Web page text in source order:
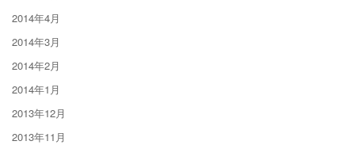
2014年4月
2014年3月
2014年2月
2014年1月
2013年12月
2013年11月